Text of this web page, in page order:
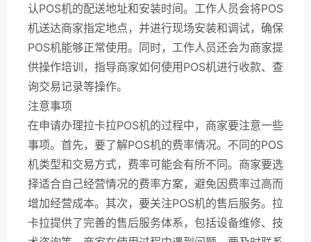
认POS机的配送地址和安装时间。工作人员会将POS
机送达商家指定地点，并进行现场安装和调试，确保
POS机能够正常使用。同时，工作人员还会为商家提
供操作培训，指导商家如何使用POS机进行收款、查
询交易记录等操作。
注意事项
在申请办理拉卡拉POS机的过程中，商家要注意一些
事项。首先，要了解POS机的费率情况。不同的POS
机类型和交易方式，费率可能会有所不同。商家要选
择适合自己经营情况的费率方案，避免因费率过高而
增加经营成本。其次，要关注POS机的售后服务。拉
卡拉提供了完善的售后服务体系，包括设备维修、技